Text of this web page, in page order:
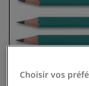
Choisir vos